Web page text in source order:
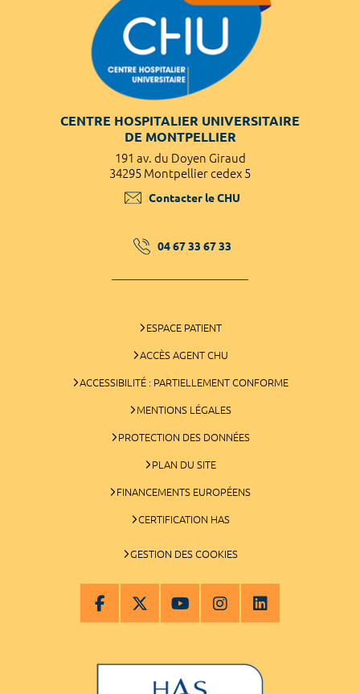
CENTRE HOSPITALIER UNIVERSITAIRE
DE MONTPELLIER
191 av. du Doyen Giraud
34295 Montpellier cedex 5
Contacter le CHU
04 67 33 67 33
ESPACE PATIENT
ACCÈS AGENT CHU
ACCESSIBILITÉ : PARTIELLEMENT CONFORME
MENTIONS LÉGALES
PROTECTION DES DONNÉES
PLAN DU SITE
FINANCEMENTS EUROPÉENS
CERTIFICATION HAS
GESTION DES COOKIES